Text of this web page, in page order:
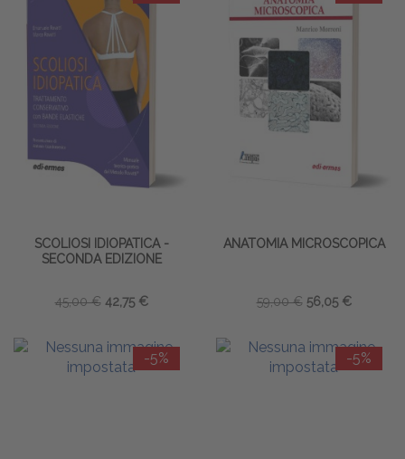
SCOLIOSI IDIOPATICA -
SECONDA EDIZIONE
45,00 € 42,75 €
ANATOMIA MICROSCOPICA
59,00 € 56,05 €
-5% -5%